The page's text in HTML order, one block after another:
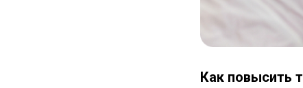
Как повысить